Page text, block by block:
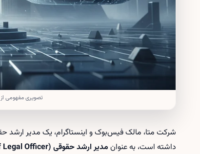
تصویری مفهومی
شرکت متا، مالک فیس‌بوک و اینستاگرام، یک مدیر ارشد
داشته است، به عنوان مدیر ارشد حقوقی (Chief Legal Officer)